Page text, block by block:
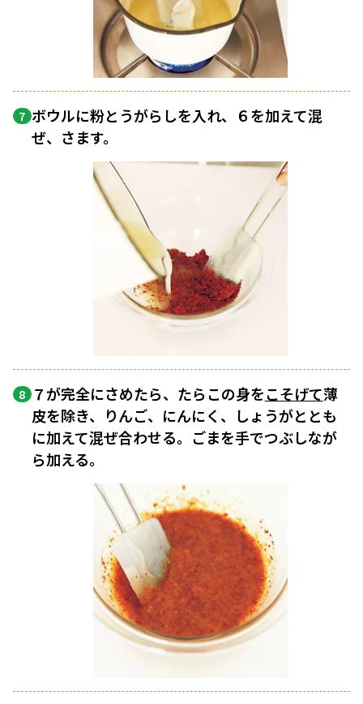
7 ボウルに粉とうがらしを入れ、６を加えて混
ぜ、さます。
8 ７が完全にさめたら、たらこの身をこそげて薄
皮を除き、りんご、にんにく、しょうがととも
に加えて混ぜ合わせる。ごまを手でつぶしなが
ら加える。